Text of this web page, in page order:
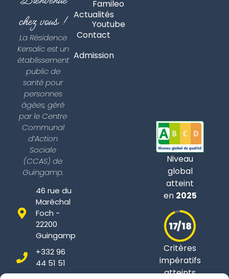
chez vous !
La Résidence
Kersalic est un
établissement
public de
santé pour
personnes
âgées, géré
par le Centre
Communal
d’Action
Sociale
(CCAS) de
Guingamp.
46 rue du
Maréchal
Foch -
22200
Guingamp
+332 96
44 51 51
Actualités
Contact
Admission
Famileo
Youtube
Niveau
global
atteint
en 2025
Critères
impératifs
atteints